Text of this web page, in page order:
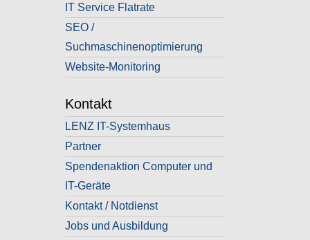
IT Service Flatrate
SEO /
Suchmaschinenoptimierung
Website-Monitoring
Kontakt
LENZ IT-Systemhaus
Partner
Spendenaktion Computer und
IT-Geräte
Kontakt / Notdienst
Jobs und Ausbildung